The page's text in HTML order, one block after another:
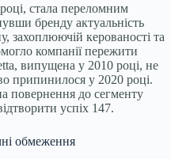
стала переломним
бренду актуальність
захоплюючій керованості та
компанії пережити
випущена у 2010 році, не
припинилося у 2020 році.
повернення до сегменту
успіх 147.
обмеження